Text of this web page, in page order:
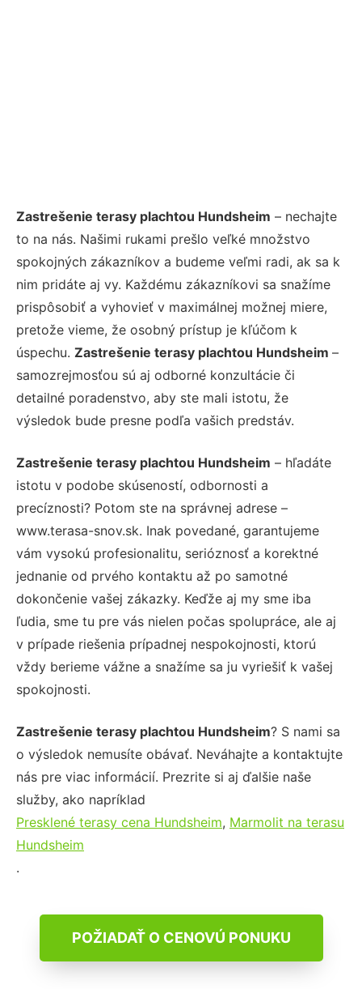
Zastrešenie terasy plachtou Hundsheim – nechajte
to na nás. Našimi rukami prešlo veľké množstvo
spokojných zákazníkov a budeme veľmi radi, ak sa k
nim pridáte aj vy. Každému zákazníkovi sa snažíme
prispôsobiť a vyhovieť v maximálnej možnej miere,
pretože vieme, že osobný prístup je kľúčom k
úspechu. Zastrešenie terasy plachtou Hundsheim –
samozrejmosťou sú aj odborné konzultácie či
detailné poradenstvo, aby ste mali istotu, že
výsledok bude presne podľa vašich predstáv.
Zastrešenie terasy plachtou Hundsheim – hľadáte
istotu v podobe skúseností, odbornosti a
precíznosti? Potom ste na správnej adrese –
www.terasa-snov.sk. Inak povedané, garantujeme
vám vysokú profesionalitu, serióznosť a korektné
jednanie od prvého kontaktu až po samotné
dokončenie vašej zákazky. Keďže aj my sme iba
ľudia, sme tu pre vás nielen počas spolupráce, ale aj
v prípade riešenia prípadnej nespokojnosti, ktorú
vždy berieme vážne a snažíme sa ju vyriešiť k vašej
spokojnosti.
Zastrešenie terasy plachtou Hundsheim? S nami sa
o výsledok nemusíte obávať. Neváhajte a kontaktujte
nás pre viac informácií. Prezrite si aj ďalšie naše
služby, ako napríklad
Presklené terasy cena Hundsheim, Marmolit na terasu
Hundsheim
.
POŽIADAŤ O CENOVÚ PONUKU